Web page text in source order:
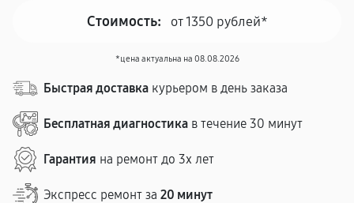
Стоимость: от 1350 рублей*
*цена актуальна на 08.08.2026
Быстрая доставка курьером в день заказа
Бесплатная диагностика в течение 30 минут
Гарантия на ремонт до 3х лет
Экспресс ремонт за 20 минут